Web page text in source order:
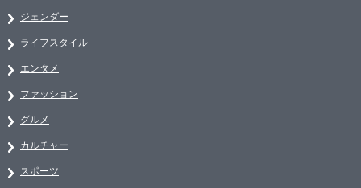
ジェンダー
ライフスタイル
エンタメ
ファッション
グルメ
カルチャー
スポーツ